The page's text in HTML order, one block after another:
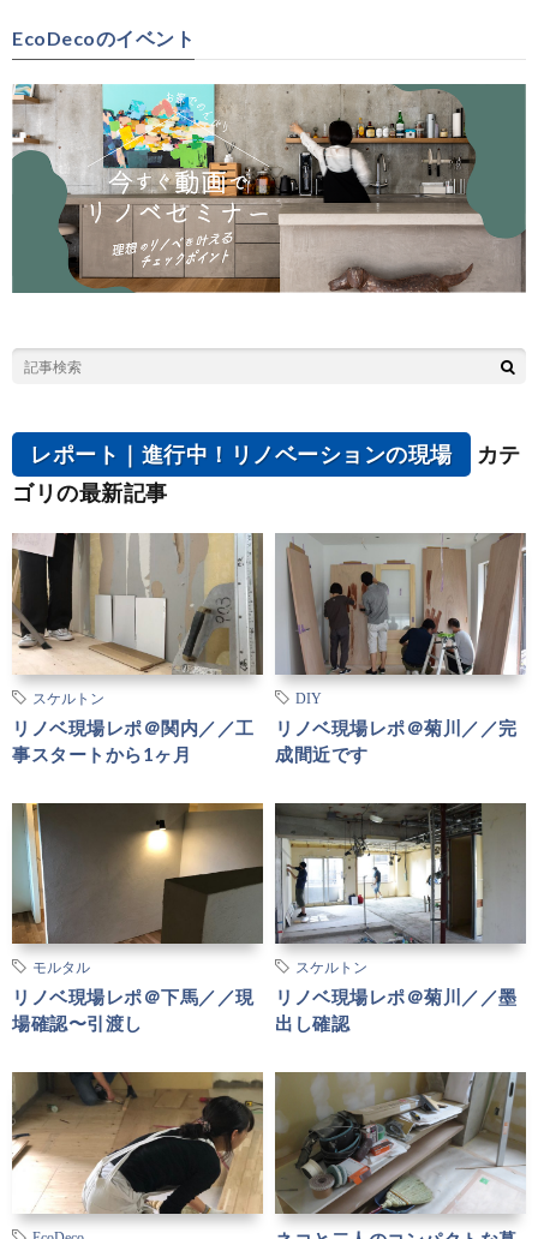
EcoDecoのイベント
レポート｜進行中！リノベーションの現場
カテ
ゴリの最新記事
スケルトン
リノベ現場レポ＠関内／／工
事スタートから1ヶ月
DIY
リノベ現場レポ＠菊川／／完
成間近です
モルタル
リノベ現場レポ＠下馬／／現
場確認〜引渡し
スケルトン
リノベ現場レポ＠菊川／／墨
出し確認